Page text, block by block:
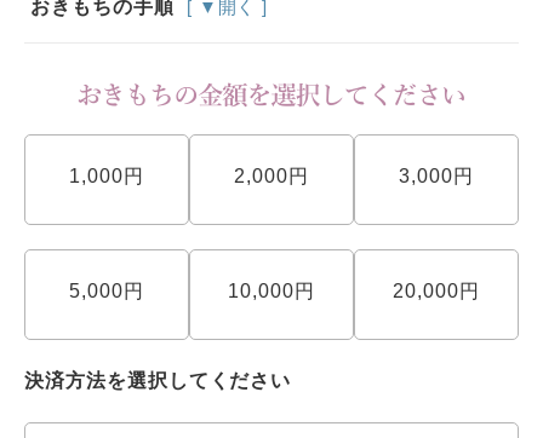
おきもちの手順 [ ▼開く ]
1,000円 2,000円 3,000円
5,000円 10,000円 20,000円
決済方法を選択してください